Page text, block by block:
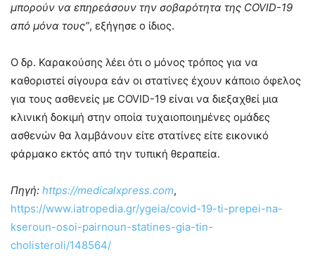
μπορούν να επηρεάσουν την σοβαρότητα της COVID-19
από μόνα τους”, εξήγησε ο ίδιος.
Ο δρ. Καρακούσης λέει ότι ο μόνος τρόπος για να
καθοριστεί σίγουρα εάν οι στατίνες έχουν κάποιο όφελος
για τους ασθενείς με COVID-19 είναι να διεξαχθεί μια
κλινική δοκιμή στην οποία τυχαιοποιημένες ομάδες
ασθενών θα λαμβάνουν είτε στατίνες είτε εικονικό
φάρμακο εκτός από την τυπική θεραπεία.
Πηγή: https://medicalxpress.com,
https://www.iatropedia.gr/ygeia/covid-19-ti-prepei-na-
kseroun-osoi-pairnoun-statines-gia-tin-
cholisteroli/148564/